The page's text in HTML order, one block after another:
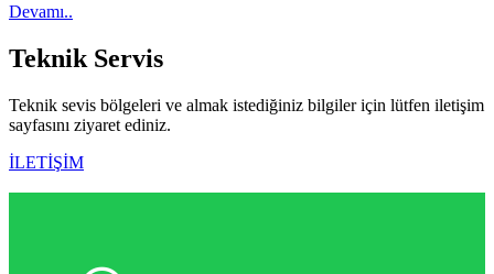
Devamı..
Teknik Servis
Teknik sevis bölgeleri ve almak istediğiniz bilgiler için lütfen iletişim
sayfasını ziyaret ediniz.
İLETİŞİM